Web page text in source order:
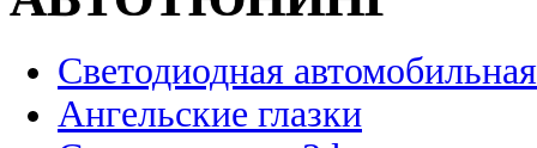
Светодиодная
Ангельские глазки